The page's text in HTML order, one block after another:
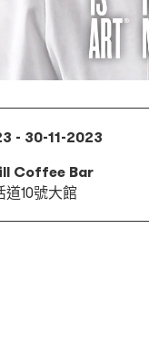
- 30-11-2023
Coffee Bar
道10號大館